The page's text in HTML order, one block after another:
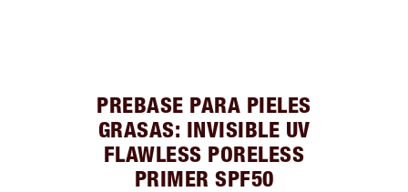
PREBASE PARA PIELES
GRASAS: INVISIBLE UV
FLAWLESS PORELESS
PRIMER SPF50